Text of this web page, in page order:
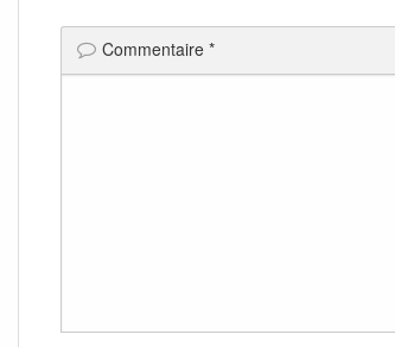
Commentaire *